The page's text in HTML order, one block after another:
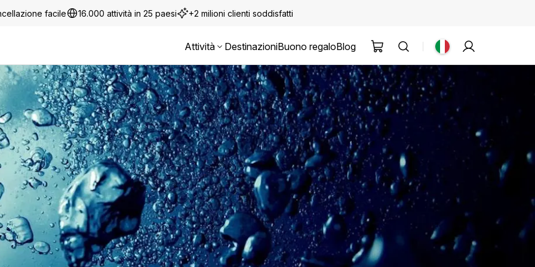
facile 16.000 attività in 25 paesi +2 milioni clienti soddisfatti
Attività DestinazioniBuono regaloBlog